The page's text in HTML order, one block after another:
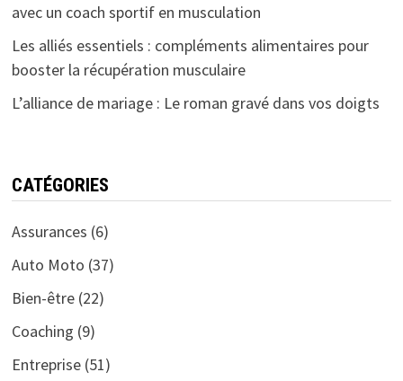
avec un coach sportif en musculation
Les alliés essentiels : compléments alimentaires pour
booster la récupération musculaire
L’alliance de mariage : Le roman gravé dans vos doigts
CATÉGORIES
Assurances (6)
Auto Moto (37)
Bien-être(22)
Coaching (9)
Entreprise(51)